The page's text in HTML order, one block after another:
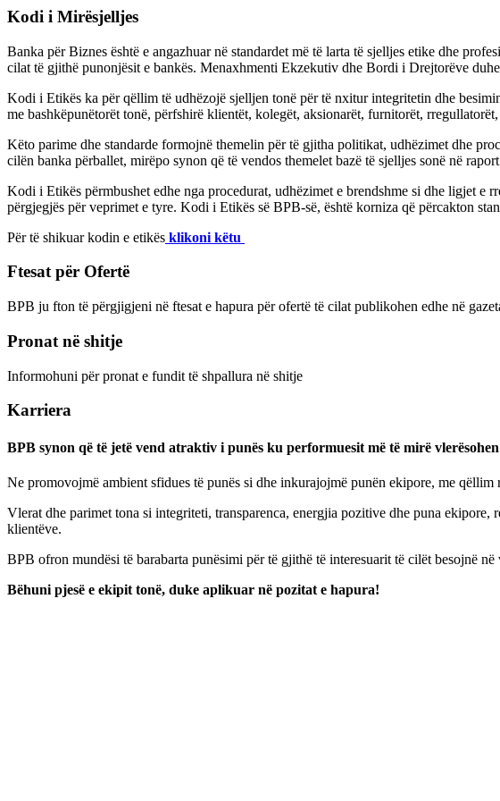
Kodi i Mirësjelljes
Banka për Biznes është e angazhuar në standardet më të larta të sjelljes etike dhe
cilat të gjithë punonjësit e bankës. Menaxhmenti Ekzekutiv dhe Bordi i Drejtorëve
Kodi i Etikës ka për qëllim të udhëzojë sjelljen tonë për të nxitur integritetin dhe
me bashkëpunëtorët tonë, përfshirë klientët, kolegët, aksionarët, furnitorët,
Këto parime dhe standarde formojnë themelin për të gjitha politikat, udhëzimet dhe
cilën banka përballet, mirëpo synon që të vendos themelet bazë të sjelljes sonë në
Kodi i Etikës përmbushet edhe nga procedurat, udhëzimet e brendshme si dhe ligjet e
përgjegjës për veprimet e tyre. Kodi i Etikës së BPB-së, është korniza që përcakton
Për të shikuar kodin e etikës klikoni këtu
Ftesat për Ofertë
BPB ju fton të përgjigjeni në ftesat e hapura për ofertë të cilat publikohen edhe në
Pronat në shitje
Informohuni për pronat e fundit të shpallura në shitje
Karriera
BPB synon që të jetë vend atraktiv i punës ku performuesit më të mirë
Ne promovojmë ambient sfidues të punës si dhe inkurajojmë punën ekipore, me
Vlerat dhe parimet tona si integriteti, transparenca, energjia pozitive dhe puna
klientëve.
BPB ofron mundësi të barabarta punësimi për të gjithë të interesuarit të cilët besojnë
Bëhuni pjesë e ekipit tonë, duke aplikuar në pozitat e hapura!